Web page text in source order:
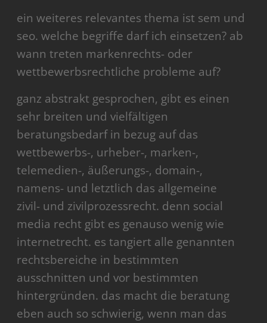
ein weiteres relevantes thema ist sem und
seo. welche begriffe darf ich einsetzen? ab
wann treten markenrechts- oder
wettbewerbsrechtliche probleme auf?
ganz abstrakt gesprochen, gibt es einen
sehr breiten und vielfältigen
beratungsbedarf in bezug auf das
wettbewerbs-, urheber-, marken-,
telemedien-, äußerungs-, domain-,
namens- und letztlich das allgemeine
zivil- und zivilprozessrecht. denn social
media recht gibt es genauso wenig wie
internetrecht. es tangiert alle genannten
rechtsbereiche in bestimmten
ausschnitten und vor bestimmten
hintergründen. das macht die beratung
eben auch so schwierig, wenn man das